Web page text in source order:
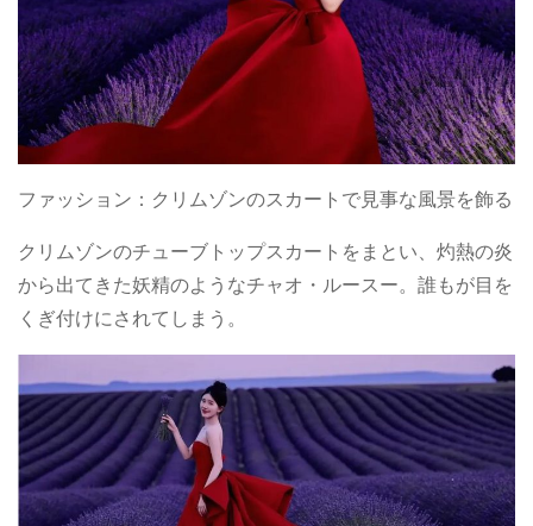
ファッション：クリムゾンのスカートで見事な風景を飾る
クリムゾンのチューブトップスカートをまとい、灼熱の炎
から出てきた妖精のようなチャオ・ルースー。誰もが目を
くぎ付けにされてしまう。